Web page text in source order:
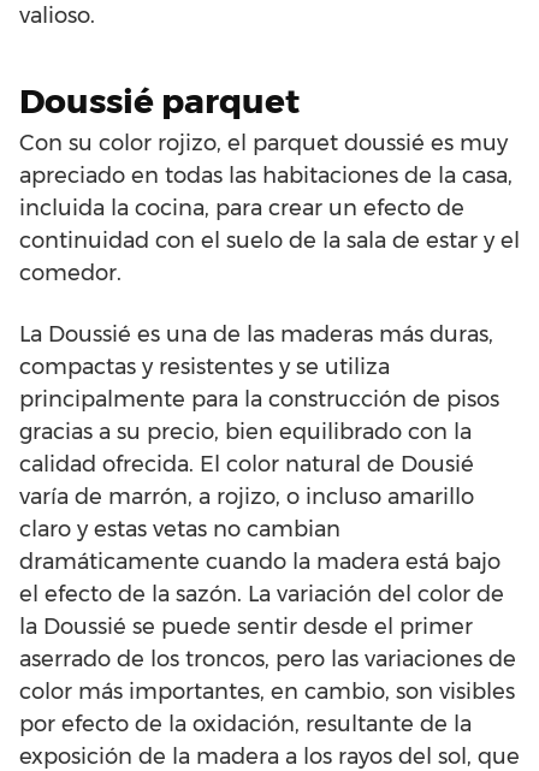
valioso.
Doussié parquet
Con su color rojizo, el parquet doussié es muy
apreciado en todas las habitaciones de la casa,
incluida la cocina, para crear un efecto de
continuidad con el suelo de la sala de estar y el
comedor.
La Doussié es una de las maderas más duras,
compactas y resistentes y se utiliza
principalmente para la construcción de pisos
gracias a su precio, bien equilibrado con la
calidad ofrecida. El color natural de Dousié
varía de marrón, a rojizo, o incluso amarillo
claro y estas vetas no cambian
dramáticamente cuando la madera está bajo
el efecto de la sazón. La variación del color de
la Doussié se puede sentir desde el primer
aserrado de los troncos, pero las variaciones de
color más importantes, en cambio, son visibles
por efecto de la oxidación, resultante de la
exposición de la madera a los rayos del sol, que